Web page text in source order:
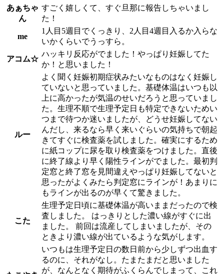
あぁちゃ
ん
すごく嬉しくて、すぐ旦那に報告しちゃいまし
た！
me
1人目5週目でくっきり、2人目4週目入るか入らな
いかくらいでうっすら。
アコム☆
ハッキリ反応がでました！やっぱり妊娠してた
か！と思いました！
ルー
よく聞く妊娠初期症状みたいなものはなく妊娠し
ていないと思っていました。基礎体温はいつも以
上に高かったが気温のせいだろうと思っていまし
た。生理不順で生理予定日も特定できないためい
つまで待つか迷いましたが、どうせ妊娠してない
んだし、来るなら早く来いぐらいの気持ちで朝起
きてすぐに検査薬を試しました。確実にするため
に紙コップに尿を取り検査薬をつけました。直後
に終了線より早く陽性ラインがでました。最初判
定窓と終了窓を見間違えやっぱり妊娠してないと
思ったがよくみたら判定窓にラインが！あまりに
もラインが出るのが早くて驚きました。
こた
生理予定日頃に基礎体温が高いままだったので検
査しました。 はっきりとした濃い線がすぐに出
ました。 前回は流産してしまいましたが、その
ときより濃い線が出ているような気がします。
いつもは生理予定日の数日前から少しずつ出血す
るのに、それがなし。たまたまだと思いました
が、なんとなく期待がふくらんでしまって、これ